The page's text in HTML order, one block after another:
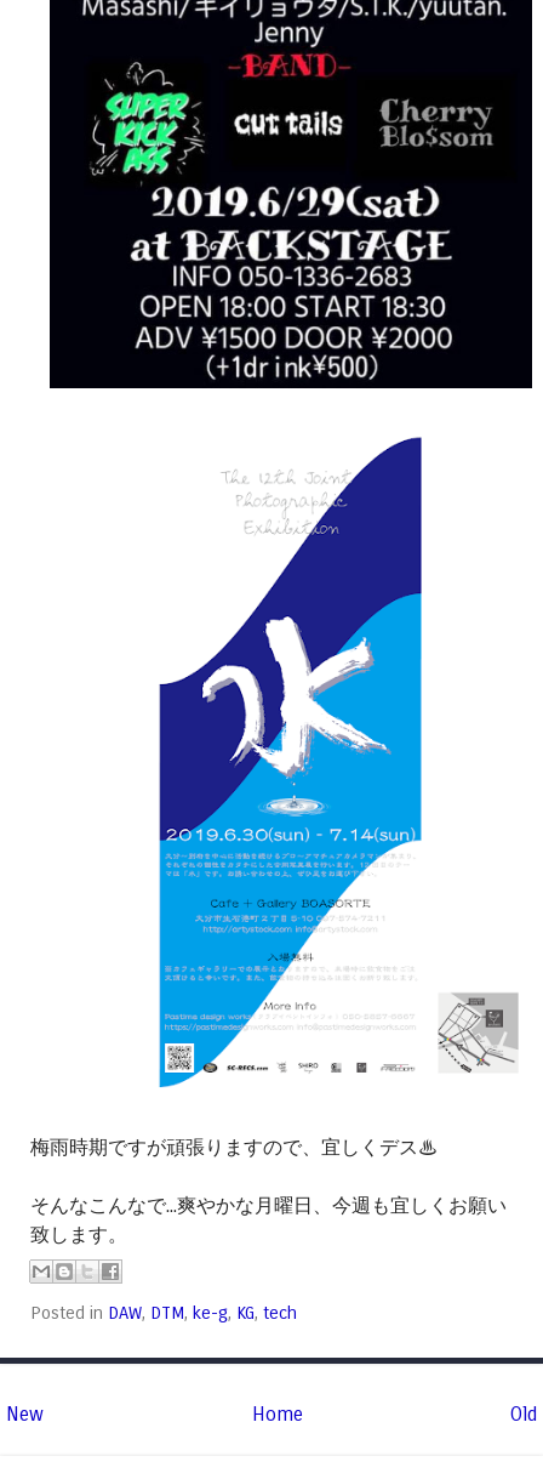
梅雨時期ですが頑張りますので、宜しくデス♨
そんなこんなで...爽やかな月曜日、今週も宜しくお願い
致します。
Posted in DAW, DTM, ke-g, KG, tech
New Old
Home